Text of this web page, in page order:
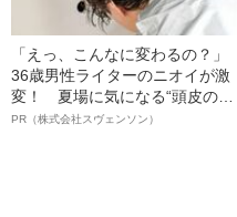
「えっ、こんなに変わるの？」
36歳男性ライターのニオイが激
変！ 夏場に気になる“頭皮のニ
オイ”や“ベタつき”を解消す
PR（株式会社スヴェンソン）